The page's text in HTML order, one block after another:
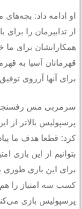
او ادامه داد: بچه‌های
از تدابیرمان را
همکارانشان برای ما
قهرمانان آسیا به
برای آنها آرزوی
سرمربی مس
پرسپولیس بالاتر از
کرد: قطعا هدف ما
بتوانیم از این بازی
برای این بازی طوری
کسب سه امتیاز را هم
پرسپولیس بازی